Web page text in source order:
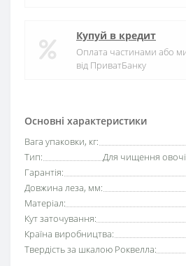
Основні характеристики
Вага упаковки, кг:
Тип:
Для чищення
Гарантія:
Довжина леза, мм:
Матеріал:
Кут заточування:
Країна виробництва:
Твердість за шкалою Роквелла:
Купуй в кредит
Оплата частинами або
від ПриватБанку